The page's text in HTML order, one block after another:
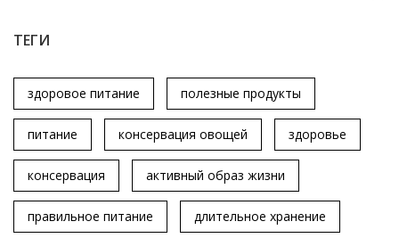
ТЕГИ
здоровое питание полезные продукты
питание консервация овощей здоровье
консервация активный образ жизни
правильное питание длительное хранение